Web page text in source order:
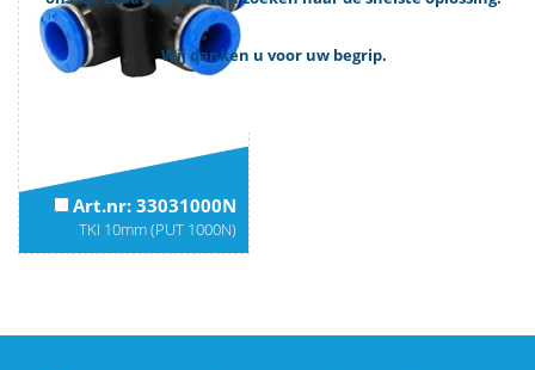
Wij danken u voor uw begrip.
Art.nr: 33031000N
TKI 10mm (PUT 1000N)